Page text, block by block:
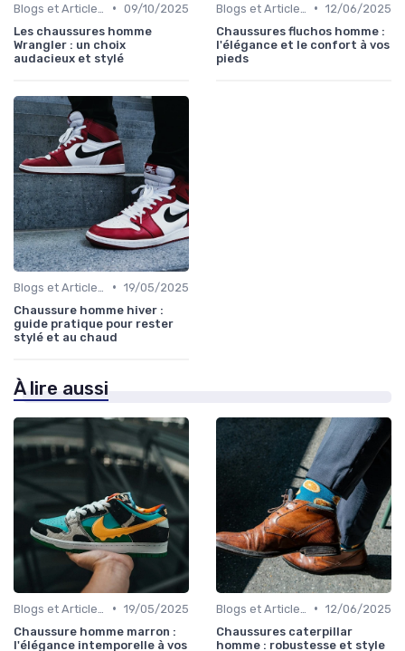
• 09/10/2025
Les chaussures homme
Wrangler : un choix
audacieux et stylé
• 12/06/2025
Chaussures fluchos homme :
l'élégance et le confort à vos
pieds
• 19/05/2025
Chaussure homme hiver :
guide pratique pour rester
stylé et au chaud
À lire aussi
• 19/05/2025
Chaussure homme marron :
l'élégance intemporelle à vos
• 12/06/2025
Chaussures caterpillar
homme : robustesse et style